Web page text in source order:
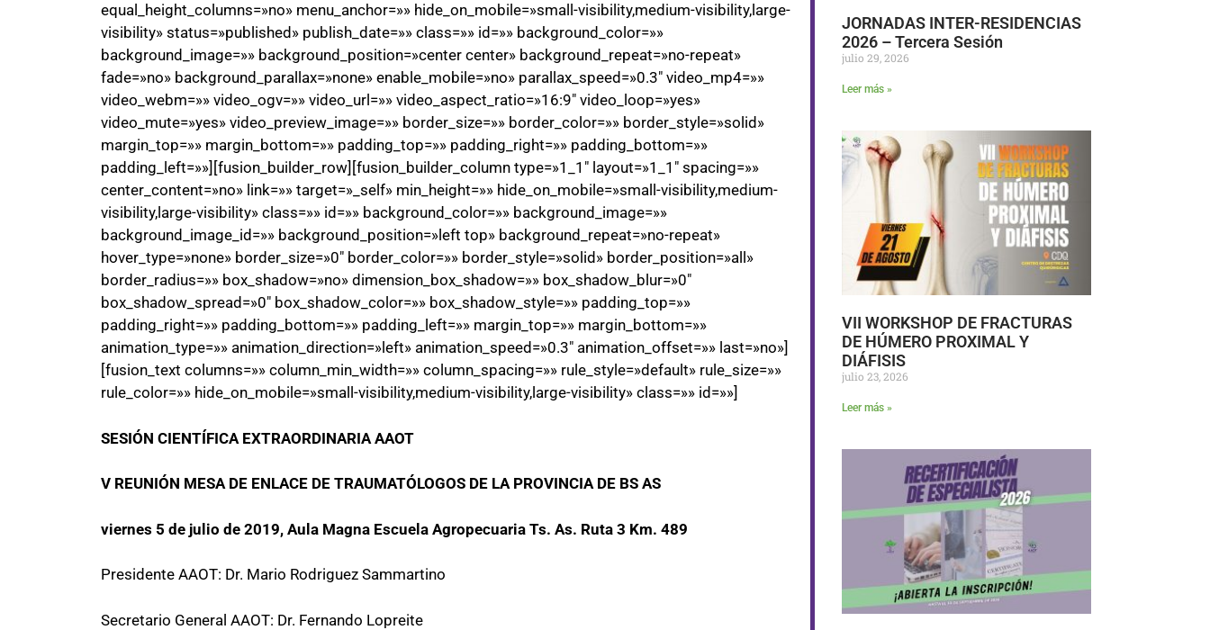
equal_height_columns=»no» menu_anchor=»» hide_on_mobile=»small-visibility,medium-visibility,large-
visibility» status=»published» publish_date=»» class=»» id=»» background_color=»»
background_image=»» background_position=»center center» background_repeat=»no-repeat»
fade=»no» background_parallax=»none» enable_mobile=»no» parallax_speed=»0.3″ video_mp4=»»
video_webm=»» video_ogv=»» video_url=»» video_aspect_ratio=»16:9″ video_loop=»yes»
video_mute=»yes» video_preview_image=»» border_size=»» border_color=»» border_style=»solid»
margin_top=»» margin_bottom=»» padding_top=»» padding_right=»» padding_bottom=»»
padding_left=»»][fusion_builder_row][fusion_builder_column type=»1_1″ layout=»1_1″ spacing=»»
center_content=»no» link=»» target=»_self» min_height=»» hide_on_mobile=»small-visibility,medium-
visibility,large-visibility» class=»» id=»» background_color=»» background_image=»»
background_image_id=»» background_position=»left top» background_repeat=»no-repeat»
hover_type=»none» border_size=»0″ border_color=»» border_style=»solid» border_position=»all»
border_radius=»» box_shadow=»no» dimension_box_shadow=»» box_shadow_blur=»0″
box_shadow_spread=»0″ box_shadow_color=»» box_shadow_style=»» padding_top=»»
padding_right=»» padding_bottom=»» padding_left=»» margin_top=»» margin_bottom=»»
animation_type=»» animation_direction=»left» animation_speed=»0.3″ animation_offset=»» last=»no»]
[fusion_text columns=»» column_min_width=»» column_spacing=»» rule_style=»default» rule_size=»»
rule_color=»» hide_on_mobile=»small-visibility,medium-visibility,large-visibility» class=»» id=»»]
SESIÓN CIENTÍFICA EXTRAORDINARIA AAOT
V REUNIÓN MESA DE ENLACE DE TRAUMATÓLOGOS DE LA PROVINCIA DE BS AS
viernes 5 de julio de 2019, Aula Magna Escuela Agropecuaria Ts. As. Ruta 3 Km. 489
Presidente AAOT: Dr. Mario Rodriguez Sammartino
Secretario General AAOT: Dr. Fernando Lopreite
JORNADAS INTER-RESIDENCIAS
2026 – Tercera Sesión
julio 29, 2026
Leer más »
VII WORKSHOP DE FRACTURAS
DE HÚMERO PROXIMAL Y
DIÁFISIS
julio 23, 2026
Leer más »